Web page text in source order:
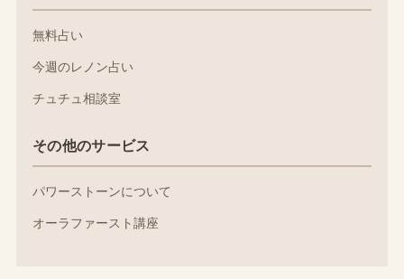
無料占い
今週のレノン占い
チュチュ相談室
その他のサービス
パワーストーンについて
オーラファースト講座